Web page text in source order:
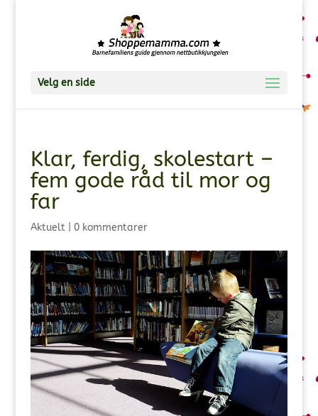
Velg en side
Klar, ferdig, skolestart –
fem gode råd til mor og
far
Aktuelt| 0 kommentarer